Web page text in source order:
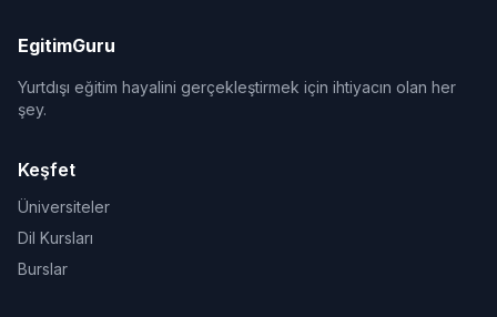
EgitimGuru
Yurtdışı eğitim hayalini gerçekleştirmek için ihtiyacın olan her
şey.
Keşfet
Üniversiteler
Dil Kursları
Burslar